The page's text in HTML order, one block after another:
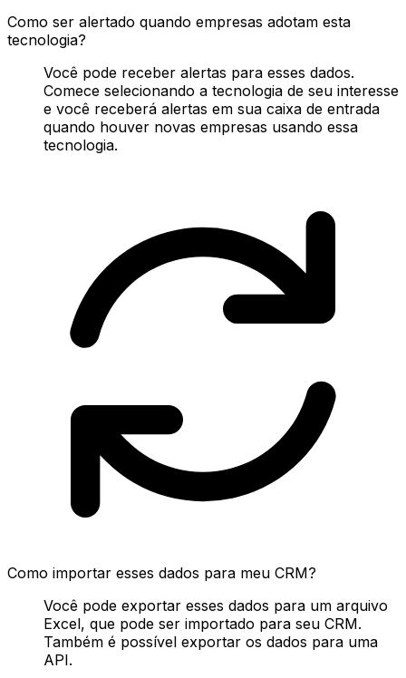
Como ser alertado quando empresas adotam esta
tecnologia?
Você pode receber alertas para esses dados.
Comece selecionando a tecnologia de seu interesse
e você receberá alertas em sua caixa de entrada
quando houver novas empresas usando essa
tecnologia.
Como importar esses dados para meu CRM?
Você pode exportar esses dados para um arquivo
Excel, que pode ser importado para seu CRM.
Também é possível exportar os dados para uma
API.